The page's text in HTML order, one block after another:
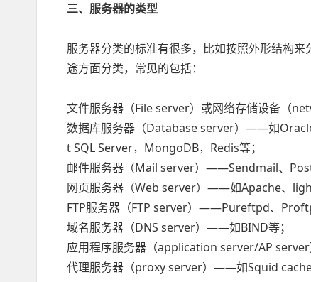
三、服务器的类型
服务器分类的标准有很多，比如按照外形结构
途方面分类，常见的包括：
文件服务器（File server）或网络存储设备（
数据库服务器（Database server）——如
t SQL Server，MongoDB，Redis等；
邮件服务器（Mail server）——Sendmail、
网页服务器（Web server）——如Apache、
FTP服务器（FTP server）——Pureftpd、
域名服务器（DNS server）——如BIND等；
应用程序服务器（application server/AP
代理服务器（proxy server）——如Squid cache